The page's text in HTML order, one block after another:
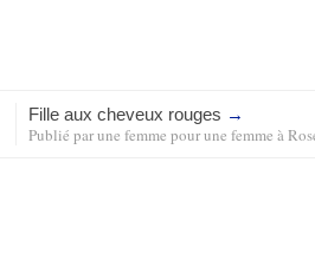
Fille aux cheveux rouges →
Publié parune femme pour une femme à